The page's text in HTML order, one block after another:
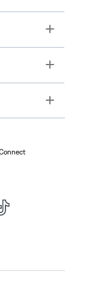
Toggle
Toggle
Toggle